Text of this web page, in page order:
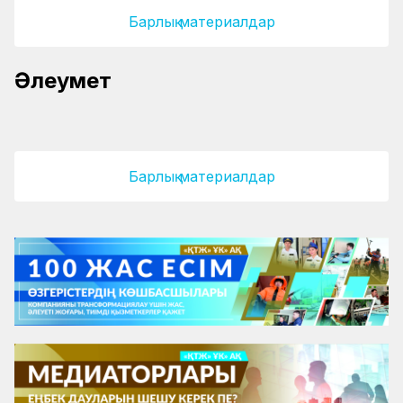
Барлық материалдар
Әлеумет
Тағы екі жүз бала демалады
Барлық материалдар